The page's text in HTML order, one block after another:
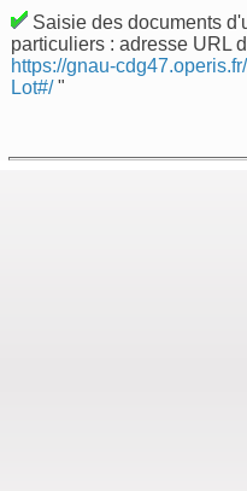
Saisie des documents
particuliers : adresse URL
https://gnau-
Lot#/"